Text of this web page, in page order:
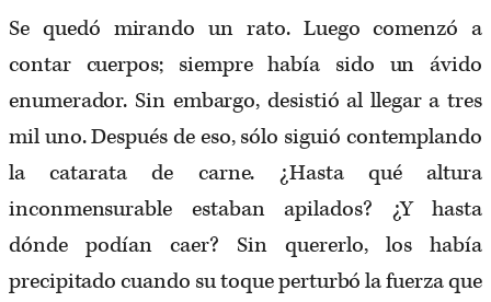
Se quedó mirando un rato. Luego comenzó a
contar cuerpos; siempre había sido un ávido
enumerador. Sin embargo, desistió al llegar a tres
mil uno. Después de eso, sólo siguió contemplando
la catarata de carne. ¿Hasta qué altura
inconmensurable estaban apilados? ¿Y hasta
dónde podían caer? Sin quererlo, los había
precipitado cuando su toque perturbó la fuerza que